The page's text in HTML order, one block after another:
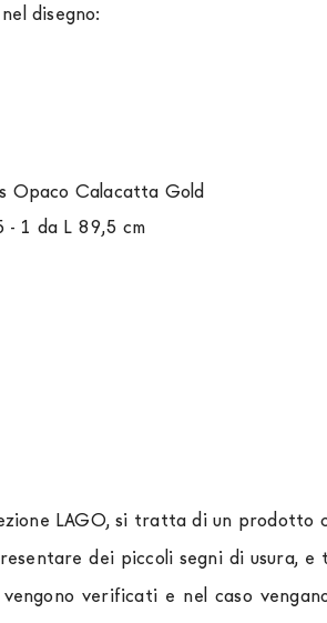
disegno:
Opaco Calacatta Gold
- 1 da L 89,5 cm
LAGO, si tratta di un
dei piccoli segni di usura,
verificati e nel caso